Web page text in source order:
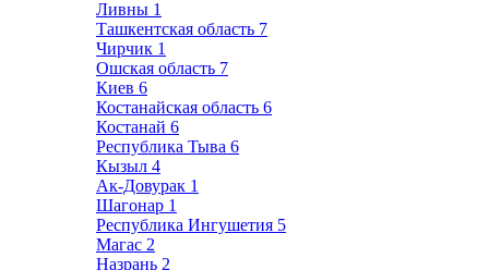
Ливны 1
Ташкентская область 7
Чирчик 1
Ошская область 7
Киев 6
Костанайская область 6
Костанай 6
Республика Тыва 6
Кызыл 4
Ак-Довурак 1
Шагонар 1
Республика Ингушетия 5
Магас 2
Назрань 2